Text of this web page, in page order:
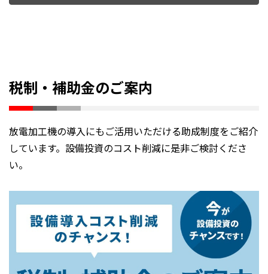
税制・補助金のご案内
放電加工機の導入にもご活用いただける助成制度をご紹介
しています。設備投資のコスト削減に是非ご検討くださ
い。